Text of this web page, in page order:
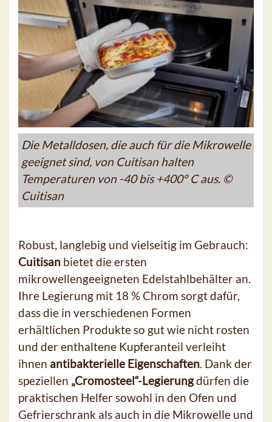
Die Metalldosen, die auch für die Mikrowelle
geeignet sind, von Cuitisan halten
Temperaturen von -40 bis +400° C aus. ©
Cuitisan
Robust, langlebig und vielseitig im Gebrauch:
Cuitisan bietet die ersten
mikrowellengeeigneten Edelstahlbehälter an.
Ihre Legierung mit 18 % Chrom sorgt dafür,
dass die in verschiedenen Formen
erhältlichen Produkte so gut wie nicht rosten
und der enthaltene Kupferanteil verleiht
ihnen antibakterielle Eigenschaften. Dank der
speziellen „Cromosteel“-Legierungdürfen die
praktischen Helfer sowohl in den Ofen und
Gefrierschrank als auch in die Mikrowelle und